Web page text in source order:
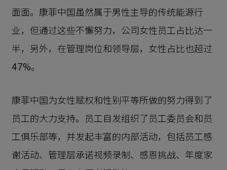
面面。康菲中国虽然属于男性主导的传统能源行
业，但通过这些不懈努力，公司女性员工占比达一
半，另外，在管理岗位和领导层，女性占比也超过
47%。
康菲中国为女性赋权和性别平等所做的努力得到了
员工的大力支持。员工自发组织了员工委员会和员
工俱乐部等，并发起丰富的内部活动，包括员工感
谢活动、管理层承诺视频录制、感恩挑战、年度家